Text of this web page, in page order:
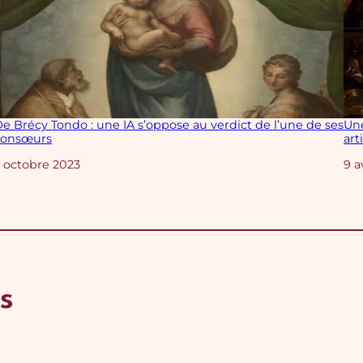
Brécy Tondo : une IA s’oppose au verdict de l’une de ses
octobre 2023 9